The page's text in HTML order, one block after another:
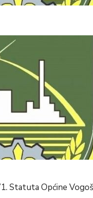
Statuta Općine